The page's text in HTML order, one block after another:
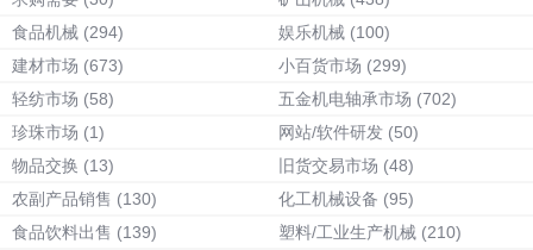
食品机械 (294) 娱乐机械 (100)
建材市场 (673) 小百货市场 (299)
轻纺市场 (58) 五金机电轴承市场 (702)
珍珠市场 (1) 网站/软件研发 (50)
物品交换 (13) 旧货交易市场 (48)
农副产品销售 (130) 化工机械设备 (95)
食品饮料出售 (139) 塑料/工业生产机械 (210)